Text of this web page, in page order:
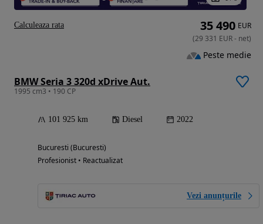
BMW Seria 3 320d xDrive Aut.
1995 cm3 • 190 CP
101 925 km Diesel 2022
Bucuresti (Bucuresti)
Profesionist • Reactualizat
Vezi anunțurile
35 490 EUR
(29 331 EUR- net)
Peste medie
Calculeaza rata